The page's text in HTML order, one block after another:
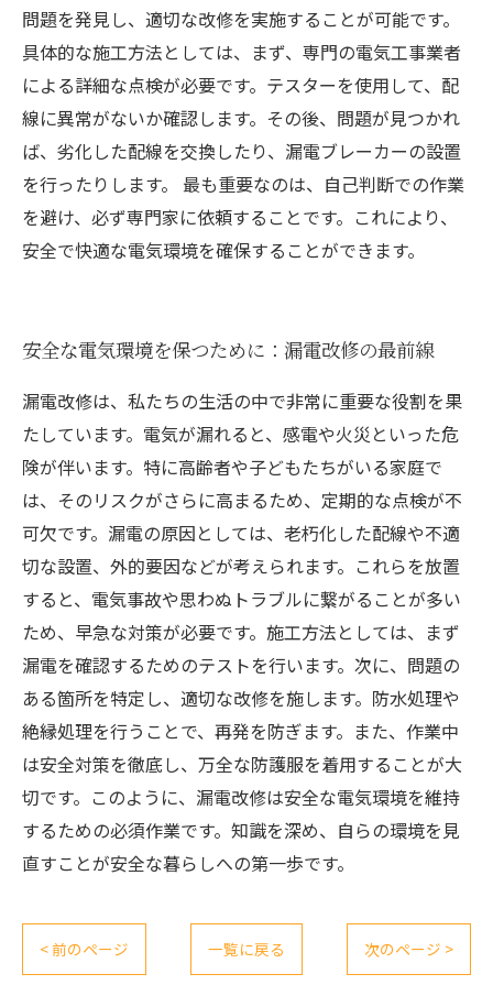
問題を発見し、適切な改修を実施することが可能です。
具体的な施工方法としては、まず、専門の電気工事業者
による詳細な点検が必要です。テスターを使用して、配
線に異常がないか確認します。その後、問題が見つかれ
ば、劣化した配線を交換したり、漏電ブレーカーの設置
を行ったりします。 最も重要なのは、自己判断での作業
を避け、必ず専門家に依頼することです。これにより、
安全で快適な電気環境を確保することができます。
安全な電気環境を保つために：漏電改修の最前線
漏電改修は、私たちの生活の中で非常に重要な役割を果
たしています。電気が漏れると、感電や火災といった危
険が伴います。特に高齢者や子どもたちがいる家庭で
は、そのリスクがさらに高まるため、定期的な点検が不
可欠です。漏電の原因としては、老朽化した配線や不適
切な設置、外的要因などが考えられます。これらを放置
すると、電気事故や思わぬトラブルに繋がることが多い
ため、早急な対策が必要です。施工方法としては、まず
漏電を確認するためのテストを行います。次に、問題の
ある箇所を特定し、適切な改修を施します。防水処理や
絶縁処理を行うことで、再発を防ぎます。また、作業中
は安全対策を徹底し、万全な防護服を着用することが大
切です。このように、漏電改修は安全な電気環境を維持
するための必須作業です。知識を深め、自らの環境を見
直すことが安全な暮らしへの第一歩です。
< 前のページ 一覧に戻る 次のページ >